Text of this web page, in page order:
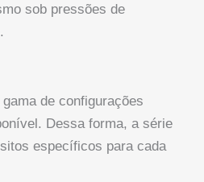
sob pressões de
de configurações
Dessa forma, a série
específicos para cada